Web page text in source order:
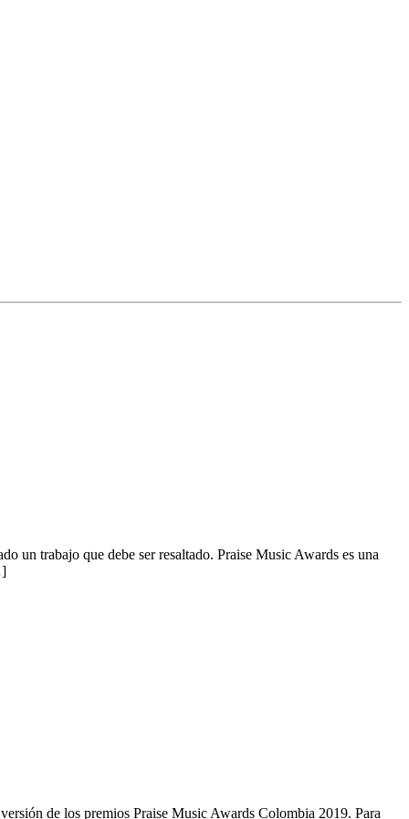
un trabajo que debe ser resaltado. Praise Music Awards es una
de los premios Praise Music Awards Colombia 2019. Para